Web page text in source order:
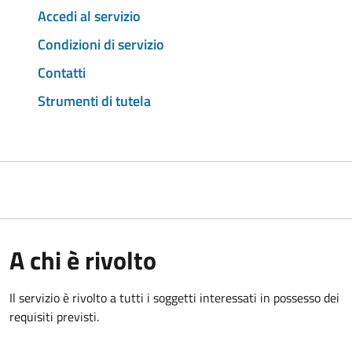
Accedi al servizio
Condizioni di servizio
Contatti
Strumenti di tutela
A chi è rivolto
Il servizio è rivolto a tutti i soggetti interessati in possesso dei
requisiti previsti.